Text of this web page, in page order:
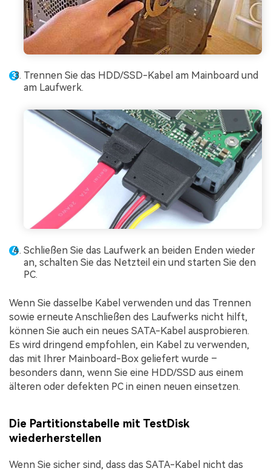
Trennen Sie das HDD/SSD-Kabel am Mainboard und
am Laufwerk.
Schließen Sie das Laufwerk an beiden Enden wieder
an, schalten Sie das Netzteil ein und starten Sie den
PC.
Wenn Sie dasselbe Kabel verwenden und das Trennen
sowie erneute Anschließen des Laufwerks nicht hilft,
können Sie auch ein neues SATA-Kabel ausprobieren.
Es wird dringend empfohlen, ein Kabel zu verwenden,
das mit Ihrer Mainboard-Box geliefert wurde –
besonders dann, wenn Sie eine HDD/SSD aus einem
älteren oder defekten PC in einen neuen einsetzen.
Die Partitionstabelle mit TestDisk
wiederherstellen
Wenn Sie sicher sind, dass das SATA-Kabel nicht das